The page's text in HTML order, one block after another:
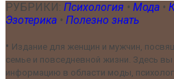
РУБРИКИ: Психология • Мода •
Эзотерика • Полезно знать
• Издание для женщин и мужчин,
семье и повседневной жизни. Здесь
информацию в области моды,